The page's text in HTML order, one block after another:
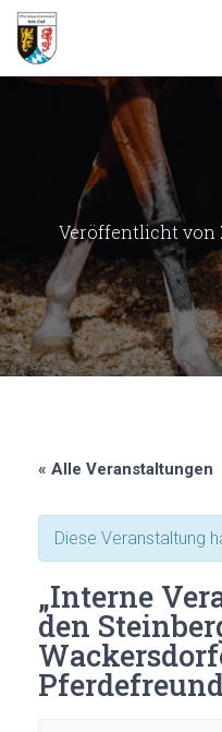
Veröffentlicht von
« Alle Veranstaltungen
Diese Veranstaltung
„Interne
den